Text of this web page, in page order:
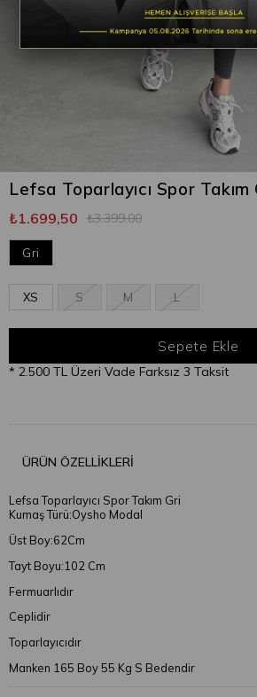
Lefsa Toparlayıcı Spor Takım
₺3.399,00
₺1.699,50
Gri
XS S M L
* 2.500 TL Üzeri Vade Farksız 3 Taksit
ÜRÜN ÖZELLIKLERI
Lefsa Toparlayıcı Spor Takım Gri
Kumaş Türü:Oysho Modal
Üst Boy:62Cm
Tayt Boyu:102 Cm
Fermuarlıdır
Ceplidir
Toparlayıcıdır
Manken 165 Boy 55 Kg S Bedendir